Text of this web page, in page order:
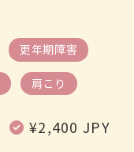
更年期障害
肩こり
定 ¥2,400 JPY